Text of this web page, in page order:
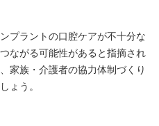
プラントの口腔ケアが不十分な
ながる可能性があると指摘され
家族・介護者の協力体制づくり
ょう。